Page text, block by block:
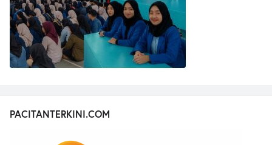
PACITANTERKINI.COM